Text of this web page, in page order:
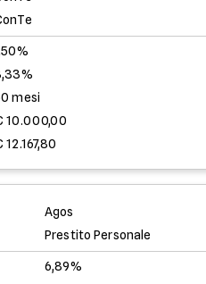
mesi
10.000,00
12.167,80
Agos
Prestito Personale
6,89%